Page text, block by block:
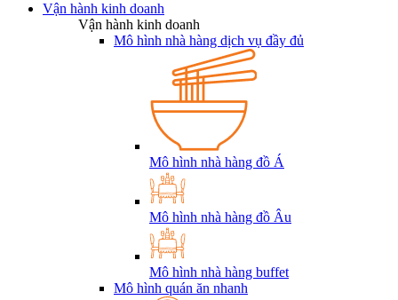
Vận hành kinh doanh
Vận hành kinh doanh
Mô hình nhà hàng dịch vụ đầy đủ
Mô hình nhà hàng đồ Á
Mô hình nhà hàng đồ Âu
Mô hình nhà hàng buffet
Mô hình quán ăn nhanh